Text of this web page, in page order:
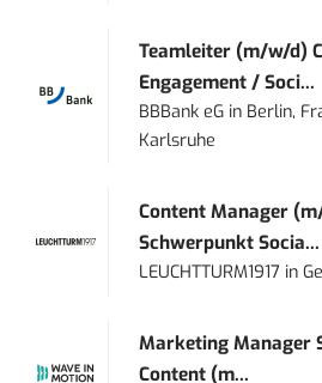
Teamleiter (m/w/d)
Engagement / Soci...
BBBank eG in Berlin,
Karlsruhe
Content Manager
Schwerpunkt Socia...
LEUCHTTURM1917 in
Marketing Manager
Content (m...